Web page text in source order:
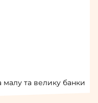
малу та велику банки